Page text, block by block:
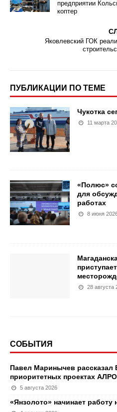
предприятии
коптер
Яковлевский ГОК
ПУБЛИКАЦИИ ПО ТЕМЕ
Чукотка
11 марта
«Полюс»
для
работах
8 июня
28 августа
СОБЫТИЯ
Павел Маринычев рассказал
приоритетных проектах
5 августа 2026
«Янзолото» начинает работу